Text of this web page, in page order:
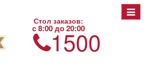
Toggle
Стол заказов:
с 8:00 до 20:00
1500